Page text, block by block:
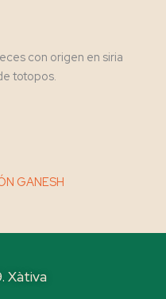
con origen en siria
totopos.
GANESH
Xàtiva